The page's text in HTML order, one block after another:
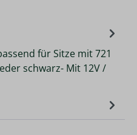
für Sitze mit 721
schwarz- Mit 12V /